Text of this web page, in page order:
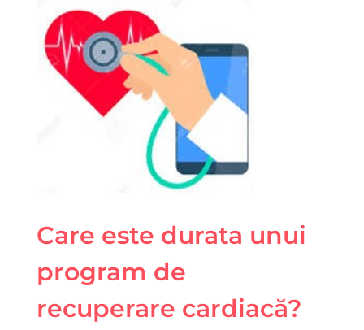
Care este durata unui
program de
recuperare cardiacă?